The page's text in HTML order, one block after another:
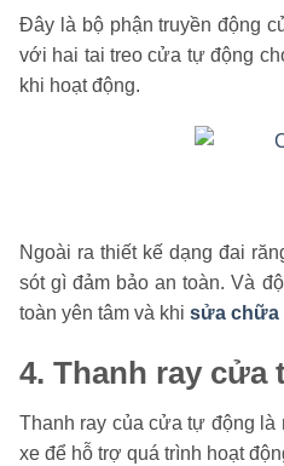
Đây là bộ phận truyền động
với hai tai treo cửa tự động
khi hoạt động.
Ngoài ra thiết kế dạng đai
sót gì đảm bảo an toàn. Và
toàn yên tâm và khi sửa chữa
4. Thanh ray cửa
Thanh ray của cửa tự động là
xe để hỗ trợ quá trình hoạt